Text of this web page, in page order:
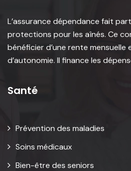
L’assurance dépendance fait
protections pour les aînés. Ce
bénéficier d’une rente mensuelle
d’autonomie. Il finance les
Santé
Prévention des maladies
Soins médicaux
Bien-être des seniors